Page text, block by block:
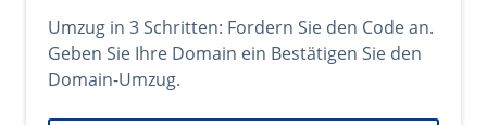
Umzug in 3 Schritten: Fordern Sie den Code an.
Geben Sie Ihre Domain ein Bestätigen Sie den
Domain-Umzug.